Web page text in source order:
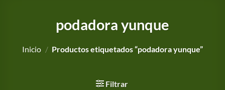
podadora yunque
Inicio / Productos etiquetados “podadora yunque”
Filtrar